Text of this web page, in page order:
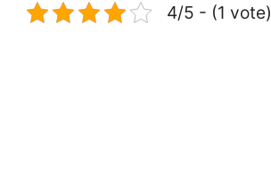
4/5 - (1 vote)